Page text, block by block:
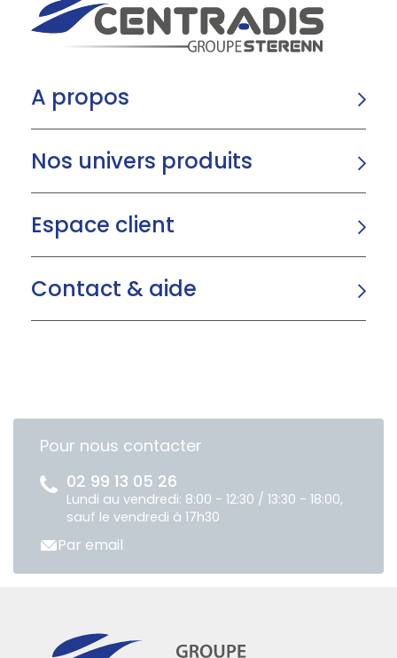
A propos
Nos univers produits
Espace client
Contact & aide
Pour nous contacter
02 99 13 05 26
Lundi au vendredi: 8:00 - 12:30 / 13:30 - 18:00,
sauf le vendredi à 17h30
Par email